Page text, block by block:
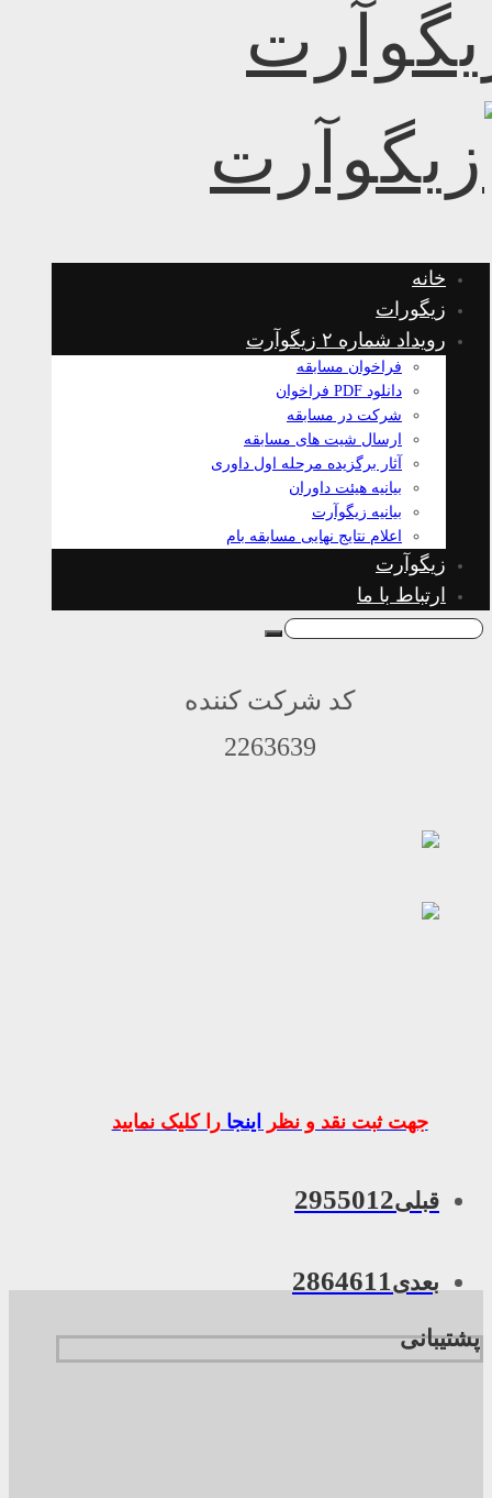
خانه
زیگورات
رویداد شماره ۲ زیگوآرت
فراخوان مسابقه
دانلود PDF فراخوان
شرکت در مسابقه
ارسال شیت های مسابقه
آثار برگزیده مرحله اول داوری
بیانیه هیئت داوران
بیانیه زیگوآرت
اعلام نتایج نهایی مسابقه بام
زیگوآرت
ارتباط با ما
کد شرکت کننده
2263639
جهت ثبت نقد و نظر اینجارا کلیک نمایید
قبلی2955012
بعدی2864611
پشتیبانی